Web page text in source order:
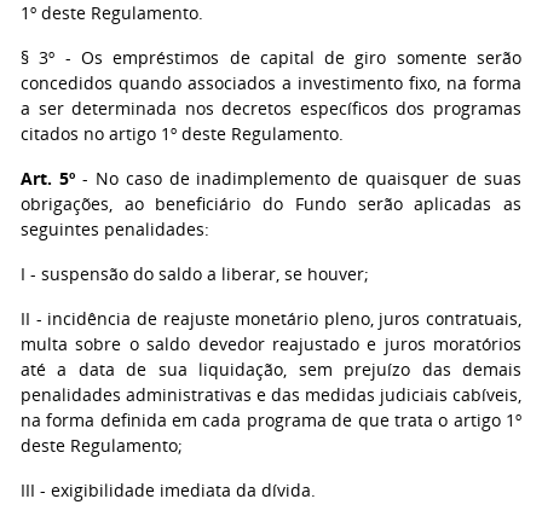
1º deste Regulamento.
§ 3º - Os empréstimos de capital de giro somente serão
concedidos quando associados a investimento fixo, na forma
a ser determinada nos decretos específicos dos programas
citados no artigo 1º deste Regulamento.
Art. 5º- No caso de inadimplemento de quaisquer de suas
obrigações, ao beneficiário do Fundo serão aplicadas as
seguintes penalidades:
I - suspensão do saldo a liberar, se houver;
II - incidência de reajuste monetário pleno, juros contratuais,
multa sobre o saldo devedor reajustado e juros moratórios
até a data de sua liquidação, sem prejuízo das demais
penalidades administrativas e das medidas judiciais cabíveis,
na forma definida em cada programa de que trata o artigo 1º
deste Regulamento;
III - exigibilidade imediata da dívida.